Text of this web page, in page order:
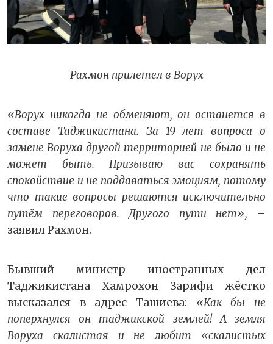
Рахмон прилетел в Ворух
«Ворух никогда не обменяют, он останется в
составе Таджикистана. За 19 лет вопроса о
замене Воруха другой территорией не было и не
может быть. Призываю вас сохранять
спокойствие и не поддаваться эмоциям, потому
что такие вопросы решаются исключительно
путём переговоров. Другого пути нет», –
заявил Рахмон.
Бывший министр иностранных дел
Таджикистана Хамрохон Зарифи жёстко
высказался в адрес Ташиева: «Как бы не
поперхнулся он таджикской землей! А земля
Воруха скалистая и не любит «скалистых